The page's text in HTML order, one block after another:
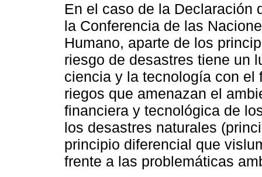
En el caso de la Declaración
la Conferencia de las
Humano, aparte de los
riesgo de desastres tiene un
ciencia y la tecnología con el
riegos que amenazan el
financiera y tecnológica de
los desastres naturales
principio diferencial que
frente a las problemáticas